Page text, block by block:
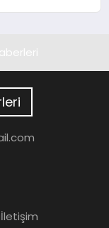
İletişim